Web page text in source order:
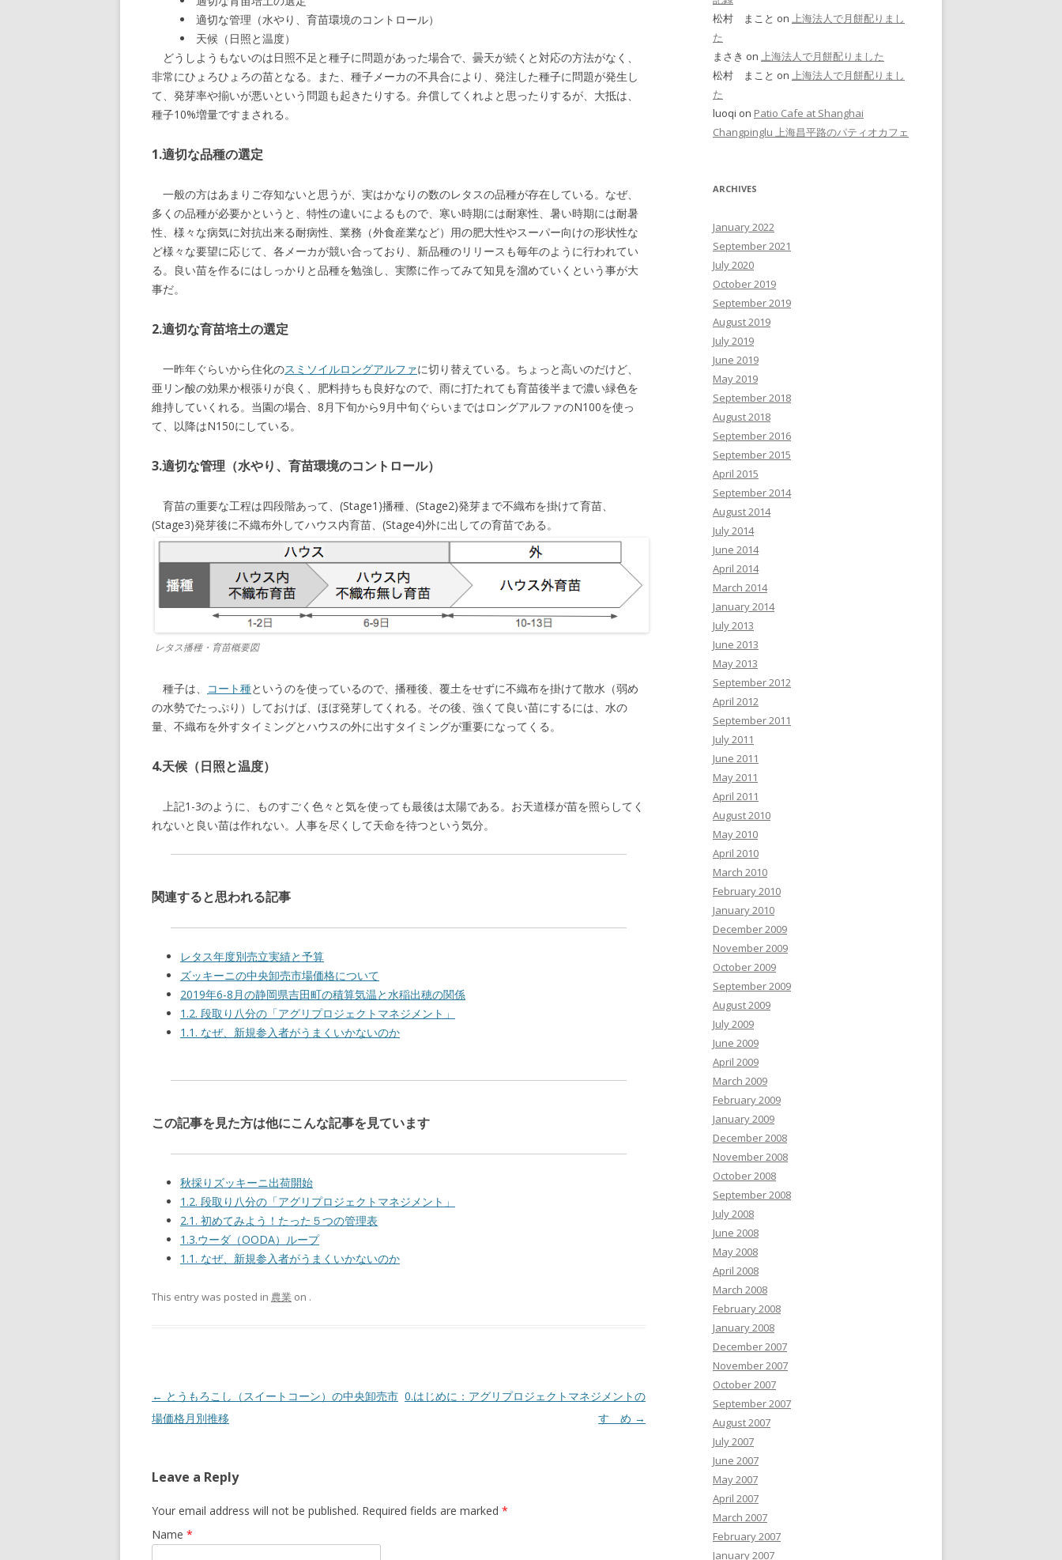
適切な管理（水やり、育苗環境のコントロール）
天候（日照と温度）
どうしようもないのは日照不足と種子に問題があった場合で、曇天が続くと対応の方法がなく、
非常にひょろひょろの苗となる。また、種子メーカの不具合により、発注した種子に問題が発生し
て、発芽率や揃いが悪いという問題も起きたりする。弁償してくれよと思ったりするが、大抵は、
種子10%増量ですまされる。
1.適切な品種の選定
一般の方はあまりご存知ないと思うが、実はかなりの数のレタスの品種が存在している。なぜ、
多くの品種が必要かというと、特性の違いによるもので、寒い時期には耐寒性、暑い時期には耐暑
性、様々な病気に対抗出来る耐病性、業務（外食産業など）用の肥大性やスーパー向けの形状性な
ど様々な要望に応じて、各メーカが競い合っており、新品種のリリースも毎年のように行われてい
る。良い苗を作るにはしっかりと品種を勉強し、実際に作ってみて知見を溜めていくという事が大
事だ。
2.適切な育苗培土の選定
一昨年ぐらいから住化のスミソイルロングアルファに切り替えている。ちょっと高いのだけど、
亜リン酸の効果か根張りが良く、肥料持ちも良好なので、雨に打たれても育苗後半まで濃い緑色を
維持していくれる。当園の場合、8月下旬から9月中旬ぐらいまではロングアルファのN100を使っ
て、以降はN150にしている。
3.適切な管理（水やり、育苗環境のコントロール）
育苗の重要な工程は四段階あって、(Stage1)播種、(Stage2)発芽まで不織布を掛けて育苗、
(Stage3)発芽後に不織布外してハウス内育苗、(Stage4)外に出しての育苗である。
レタス播種・育苗概要図
種子は、 コート種というのを使っているので、播種後、覆土をせずに不織布を掛けて散水（弱め
の水勢でたっぷり）しておけば、ほぼ発芽してくれる。その後、強くて良い苗にするには、水の
量、不織布を外すタイミングとハウスの外に出すタイミングが重要になってくる。
4.天候（日照と温度）
上記1-3のように、ものすごく色々と気を使っても最後は太陽である。お天道様が苗を照らしてく
れないと良い苗は作れない。人事を尽くして天命を待つという気分。
関連すると思われる記事
レタス年度別売立実績と予算
ズッキーニの中央卸売市場価格について
2019年6-8月の静岡県吉田町の積算気温と水稲出穂の関係
1.2. 段取り八分の「アグリプロジェクトマネジメント」
1.1. なぜ、新規参入者がうまくいかないのか
この記事を見た方は他にこんな記事を見ています
秋採りズッキーニ出荷開始
1.2. 段取り八分の「アグリプロジェクトマネジメント」
2.1. 初めてみよう！たった５つの管理表
1.3.ウーダ（OODA）ループ
1.1. なぜ、新規参入者がうまくいかないのか
This entry was posted in 農業 on .
Post navigation
← とうもろこし（スイートコーン）の中央卸売市
場価格月別推移
0.はじめに：アグリプロジェクトマネジメントの
すゝめ →
Leave a Reply
Your email address will not be published. Required fields are marked *
Name *
松村 まこと on 上海法人で月餅配りまし
た
まさき on 上海法人で月餅配りました
松村 まこと on 上海法人で月餅配りまし
た
luoqi on Patio Cafe at Shanghai
Changpinglu 上海昌平路のパティオカフェ
ARCHIVES
January 2022
September 2021
July 2020
October 2019
September 2019
August 2019
July 2019
June 2019
May 2019
September 2018
August 2018
September 2016
September 2015
April 2015
September 2014
August 2014
July 2014
June 2014
April 2014
March 2014
January 2014
July 2013
June 2013
May 2013
September 2012
April 2012
September 2011
July 2011
June 2011
May 2011
April 2011
August 2010
May 2010
April 2010
March 2010
February 2010
January 2010
December 2009
November 2009
October 2009
September 2009
August 2009
July 2009
June 2009
April 2009
March 2009
February 2009
January 2009
December 2008
November 2008
October 2008
September 2008
July 2008
June 2008
May 2008
April 2008
March 2008
February 2008
January 2008
December 2007
November 2007
October 2007
September 2007
August 2007
July 2007
June 2007
May 2007
April 2007
March 2007
February 2007
January 2007